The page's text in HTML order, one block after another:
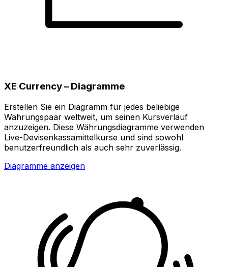
XE Currency – Diagramme
Erstellen Sie ein Diagramm für jedes beliebige
Währungspaar weltweit, um seinen Kursverlauf
anzuzeigen. Diese Währungsdiagramme verwenden
Live-Devisenkassamittelkurse und sind sowohl
benutzerfreundlich als auch sehr zuverlässig.
Diagramme anzeigen